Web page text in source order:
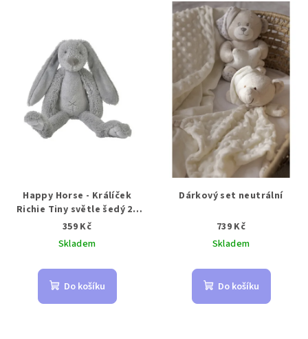
Happy Horse - Králíček
Richie Tiny světle šedý 28
cm
359 Kč
Skladem
Do košíku
Dárkový set neutrální
739 Kč
Skladem
Do košíku